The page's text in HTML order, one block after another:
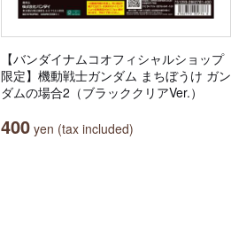
【バンダイナムコオフィシャルショップ
限定】機動戦士ガンダム まちぼうけ ガン
ダムの場合2（ブラッククリアVer.）
400 yen (tax included)